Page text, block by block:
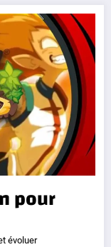
pour
évoluer